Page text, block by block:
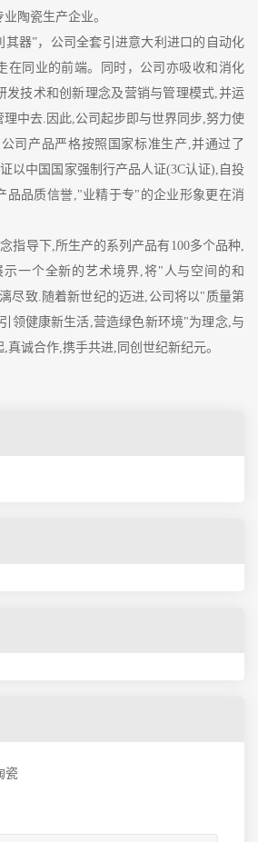
陶瓷生产企业。
器”，公司全套引进意大利进口的自动化
在同业的前端。同时，公司亦吸收和消化
发技术和创新理念及营销与管理模式,并运
中去.因此,公司起步即与世界同步,努力使
司产品严格按照国家标准生产,并通过了
以中国国家强制行产品人证(3C认证),自投
品品质信誉,"业精于专"的企业形象更在消
导下,所生产的系列产品有100多个品种,
一个全新的艺术境界,将"人与空间的和
尽致.随着新世纪的迈进,公司将以"质量第
领健康新生活,营造绿色新环境"为理念,与
真诚合作,携手共进,同创世纪新纪元。
瓷